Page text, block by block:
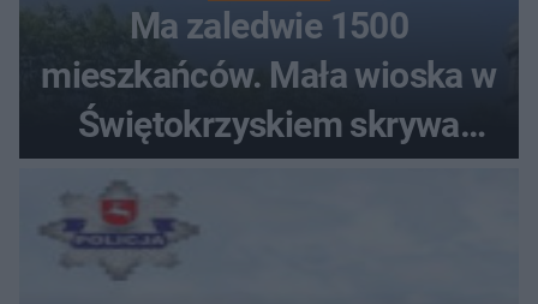
Ma zaledwie 1500
mieszkańców. Mała wioska w
Świętokrzyskiem skrywa
zabytki, bywał tu nawet król